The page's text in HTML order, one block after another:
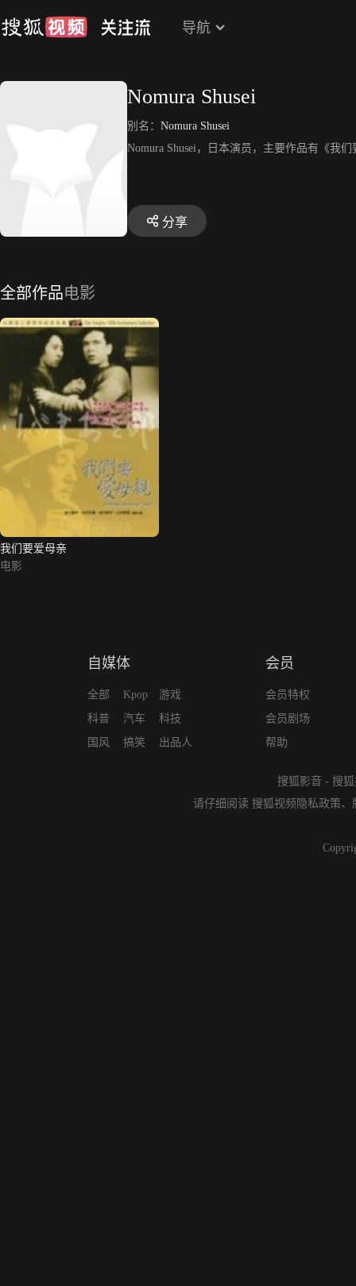
导航
Nomura Shusei
别名： Nomura Shusei
Nomura Shusei，日本演员，主要作品有《我
分享
全部作品电影
我们要爱母亲
电影
自媒体
全部
科普
国风
Kpop
汽车
搞笑
游戏
科技
出品人
会员
会员特权
会员剧场
帮助
搜狐影音 - 搜
请仔细阅读 搜狐视频隐私政策、